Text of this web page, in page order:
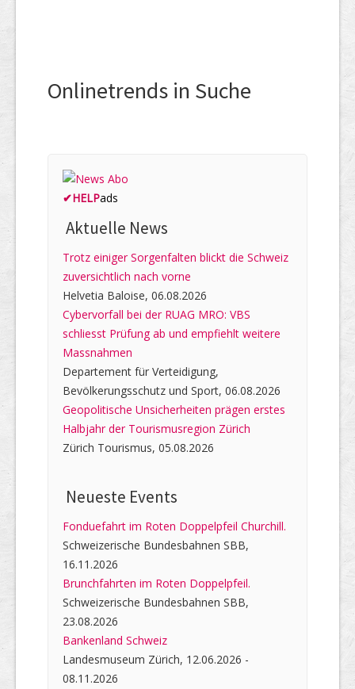
Onlinetrends in Suche
✔HELPads
Aktuelle News
Trotz einiger Sorgenfalten blickt die Schweiz
zuversichtlich nach vorne
Helvetia Baloise, 06.08.2026
Cybervorfall bei der RUAG MRO: VBS
schliesst Prüfung ab und empfiehlt weitere
Massnahmen
Departement für Verteidigung,
Bevölkerungsschutz und Sport, 06.08.2026
Geopolitische Unsicherheiten prägen erstes
Halbjahr der Tourismusregion Zürich
Zürich Tourismus, 05.08.2026
Neueste Events
Fonduefahrt im Roten Doppelpfeil Churchill.
Schweizerische Bundesbahnen SBB,
16.11.2026
Brunchfahrten im Roten Doppelpfeil.
Schweizerische Bundesbahnen SBB,
23.08.2026
Bankenland Schweiz
Landesmuseum Zürich, 12.06.2026 -
08.11.2026